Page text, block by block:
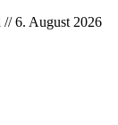
// 6. August 2026